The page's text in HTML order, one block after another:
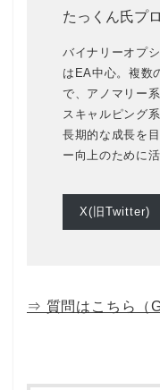
たっくん氏プ
バイナリーオプ
はEA中心。複数
で、アノマリー
スキャルピング
長期的な成長を
ー向上のために活
X(旧Twitter)
⇒ 質問はこちら（